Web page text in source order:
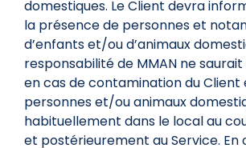
domestiques. Le Client devra
la présence de personnes et
d’enfants et/ou d’animaux
responsabilité de MMAN ne
en cas de contamination du Client
personnes et/ou animaux
habituellement dans le local au
et postérieurement au Service. En